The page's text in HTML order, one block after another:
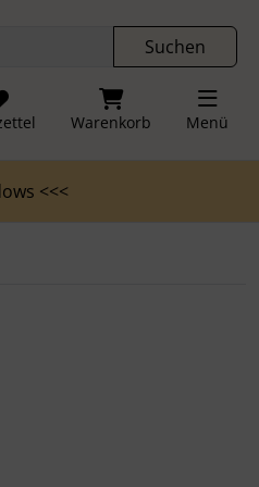
Informationen
Suchen
Warenkorb Menü
<<<